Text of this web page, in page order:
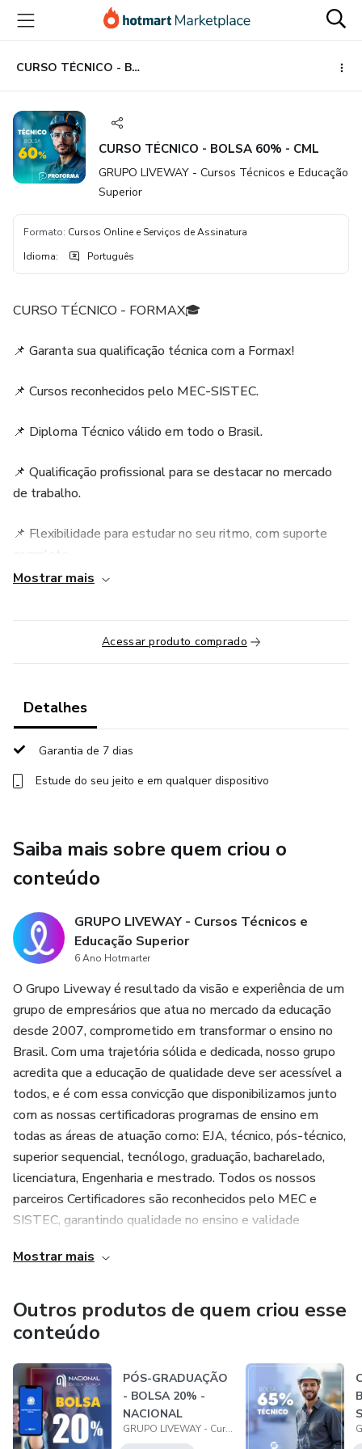
para
conteúdo
principal
para
pagamento
para
rodapé
CURSO TÉCNICO - BOLSA 60% - CML
CURSO TÉCNICO - BOLSA 60% - CML
GRUPO LIVEWAY - Cursos Técnicos e Educação
Superior
Formato: Cursos Online e Serviços de Assinatura
Idioma: Português
CURSO TÉCNICO - FORMAX🎓
📌 Garanta sua qualificação técnica com a Formax!
📌 Cursos reconhecidos pelo MEC-SISTEC.
📌 Diploma Técnico válido em todo o Brasil.
📌 Qualificação profissional para se destacar no mercado
de trabalho.
📌 Flexibilidade para estudar no seu ritmo, com suporte
completo.
oportunidade única para transformar sua carreira!
Mostrar mais
Acessar produto comprado
Detalhes
Garantia de 7 dias
Estude do seu jeito e em qualquer dispositivo
Saiba mais sobre quem criou o
conteúdo
GRUPO LIVEWAY - Cursos Técnicos e
Educação Superior
6 Ano Hotmarter
O Grupo Liveway é resultado da visão e experiência de um
grupo de empresários que atua no mercado da educação
desde 2007, comprometido em transformar o ensino no
Brasil. Com uma trajetória sólida e dedicada, nosso grupo
acredita que a educação de qualidade deve ser acessível a
todos, e é com essa convicção que disponibilizamos junto
com as nossas certificadoras programas de ensino em
todas as áreas de atuação como: EJA, técnico, pós-técnico,
superior sequencial, tecnólogo, graduação, bacharelado,
licenciatura, Engenharia e mestrado. Todos os nossos
parceiros Certificadores são reconhecidos pelo MEC e
SISTEC, garantindo qualidade no ensino e validade
PROFORMA - Cursos Técnicos e Educação Superior
UNITÉCNICO - Cursos Técnicos e Educação Superior
SUPERTEC - Cursos Técnicos e Educação Superior
VOAR EDUCAÇÃO
Mostrar mais
Outros produtos de quem criou esse
conteúdo
PÓS-GRADUAÇÃO
- BOLSA 20% -
NACIONAL
GRUPO LIVEWAY - Cursos Técnicos e Educação Superior